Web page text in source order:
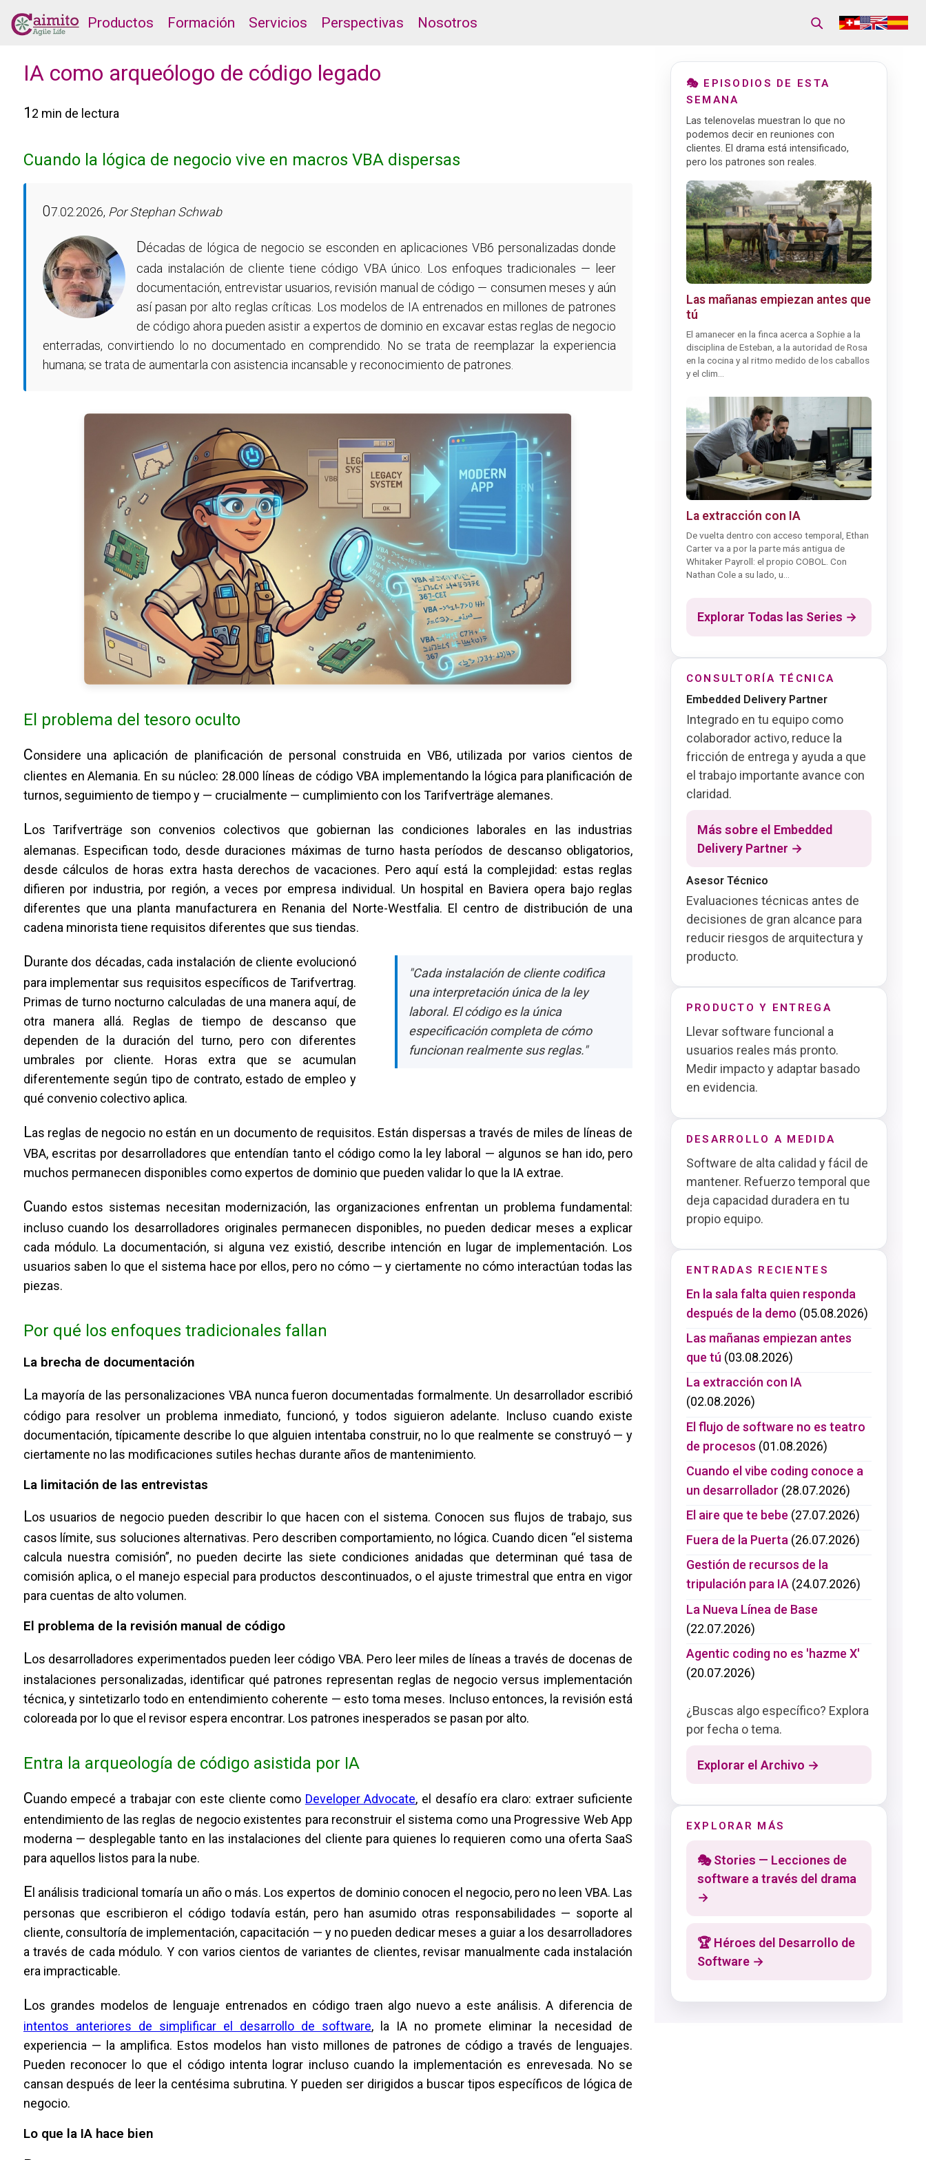
Productos Formación Servicios Perspectivas Nosotros
IA como arqueólogo de código legado
1 2 min de lectura
Cuando la lógica de negocio vive en macros VBA dispersas
07.02.2026, Por Stephan Schwab
Décadas de lógica de negocio se esconden en aplicaciones VB6 personalizadas donde
cada instalación de cliente tiene código VBA único. Los enfoques tradicionales — leer
documentación, entrevistar usuarios, revisión manual de código — consumen meses y aún
así pasan por alto reglas críticas. Los modelos de IA entrenados en millones de patrones
de código ahora pueden asistir a expertos de dominio en excavar estas reglas de negocio
enterradas, convirtiendo lo no documentado en comprendido. No se trata de reemplazar la experiencia
humana; se trata de aumentarla con asistencia incansable y reconocimiento de patrones.
El problema del tesoro oculto
Considere una aplicación de planificación de personal construida en VB6, utilizada por varios cientos de
clientes en Alemania. En su núcleo: 28.000 líneas de código VBA implementando la lógica para planificación de
turnos, seguimiento de tiempo y — crucialmente — cumplimiento con los Tarifverträge alemanes.
Los Tarifverträge son convenios colectivos que gobiernan las condiciones laborales en las industrias
alemanas. Especifican todo, desde duraciones máximas de turno hasta períodos de descanso obligatorios,
desde cálculos de horas extra hasta derechos de vacaciones. Pero aquí está la complejidad: estas reglas
difieren por industria, por región, a veces por empresa individual. Un hospital en Baviera opera bajo reglas
diferentes que una planta manufacturera en Renania del Norte-Westfalia. El centro de distribución de una
cadena minorista tiene requisitos diferentes que sus tiendas.
"Cada instalación de cliente codifica
una interpretación única de la ley
laboral. El código es la única
especificación completa de cómo
funcionan realmente sus reglas."
Durante dos décadas, cada instalación de cliente evolucionó
para implementar sus requisitos específicos de Tarifvertrag.
Primas de turno nocturno calculadas de una manera aquí, de
otra manera allá. Reglas de tiempo de descanso que
dependen de la duración del turno, pero con diferentes
umbrales por cliente. Horas extra que se acumulan
diferentemente según tipo de contrato, estado de empleo y
qué convenio colectivo aplica.
Las reglas de negocio no están en un documento de requisitos. Están dispersas a través de miles de líneas de
VBA, escritas por desarrolladores que entendían tanto el código como la ley laboral — algunos se han ido, pero
muchos permanecen disponibles como expertos de dominio que pueden validar lo que la IA extrae.
Cuando estos sistemas necesitan modernización, las organizaciones enfrentan un problema fundamental:
incluso cuando los desarrolladores originales permanecen disponibles, no pueden dedicar meses a explicar
cada módulo. La documentación, si alguna vez existió, describe intención en lugar de implementación. Los
usuarios saben lo que el sistema hace por ellos, pero no cómo — y ciertamente no cómo interactúan todas las
piezas.
Por qué los enfoques tradicionales fallan
La brecha de documentación
La mayoría de las personalizaciones VBA nunca fueron documentadas formalmente. Un desarrollador escribió
código para resolver un problema inmediato, funcionó, y todos siguieron adelante. Incluso cuando existe
documentación, típicamente describe lo que alguien intentaba construir, no lo que realmente se construyó — y
ciertamente no las modificaciones sutiles hechas durante años de mantenimiento.
La limitación de las entrevistas
Los usuarios de negocio pueden describir lo que hacen con el sistema. Conocen sus flujos de trabajo, sus
casos límite, sus soluciones alternativas. Pero describen comportamiento, no lógica. Cuando dicen “el sistema
calcula nuestra comisión”, no pueden decirte las siete condiciones anidadas que determinan qué tasa de
comisión aplica, o el manejo especial para productos descontinuados, o el ajuste trimestral que entra en vigor
para cuentas de alto volumen.
El problema de la revisión manual de código
Los desarrolladores experimentados pueden leer código VBA. Pero leer miles de líneas a través de docenas de
instalaciones personalizadas, identificar qué patrones representan reglas de negocio versus implementación
técnica, y sintetizarlo todo en entendimiento coherente — esto toma meses. Incluso entonces, la revisión está
coloreada por lo que el revisor espera encontrar. Los patrones inesperados se pasan por alto.
Entra la arqueología de código asistida por IA
Cuando empecé a trabajar con este cliente como Developer Advocate, el desafío era claro: extraer suficiente
entendimiento de las reglas de negocio existentes para reconstruir el sistema como una Progressive Web App
moderna — desplegable tanto en las instalaciones del cliente para quienes lo requieren como una oferta SaaS
para aquellos listos para la nube.
El análisis tradicional tomaría un año o más. Los expertos de dominio conocen el negocio, pero no leen VBA. Las
personas que escribieron el código todavía están, pero han asumido otras responsabilidades — soporte al
cliente, consultoría de implementación, capacitación — y no pueden dedicar meses a guiar a los desarrolladores
a través de cada módulo. Y con varios cientos de variantes de clientes, revisar manualmente cada instalación
era impracticable.
Los grandes modelos de lenguaje entrenados en código traen algo nuevo a este análisis. A diferencia de
intentos anteriores de simplificar el desarrollo de software, la IA no promete eliminar la necesidad de
experiencia — la amplifica. Estos modelos han visto millones de patrones de código a través de lenguajes.
Pueden reconocer lo que el código intenta lograr incluso cuando la implementación es enrevesada. No se
cansan después de leer la centésima subrutina. Y pueden ser dirigidos a buscar tipos específicos de lógica de
negocio.
Lo que la IA hace bien
🎭 EPISODIOS DE ESTA
SEMANA
Las telenovelas muestran lo que no
podemos decir en reuniones con
clientes. El drama está intensificado,
pero los patrones son reales.
Las mañanas empiezan antes que
tú
El amanecer en la finca acerca a Sophie a la
disciplina de Esteban, a la autoridad de Rosa
en la cocina y al ritmo medido de los caballos
y el clim...
La extracción con IA
De vuelta dentro con acceso temporal, Ethan
Carter va a por la parte más antigua de
Whitaker Payroll: el propio COBOL. Con
Nathan Cole a su lado, u...
Explorar Todas las Series →
CONSULTORÍA TÉCNICA
Embedded Delivery Partner
Integrado en tu equipo como
colaborador activo, reduce la
fricción de entrega y ayuda a que
el trabajo importante avance con
claridad.
Más sobre el Embedded
Delivery Partner →
Asesor Técnico
Evaluaciones técnicas antes de
decisiones de gran alcance para
reducir riesgos de arquitectura y
producto.
PRODUCTO Y ENTREGA
Llevar software funcional a
usuarios reales más pronto.
Medir impacto y adaptar basado
en evidencia.
DESARROLLO A MEDIDA
Software de alta calidad y fácil de
mantener. Refuerzo temporal que
deja capacidad duradera en tu
propio equipo.
ENTRADAS RECIENTES
En la sala falta quien responda
después de la demo (05.08.2026)
Las mañanas empiezan antes
que tú (03.08.2026)
La extracción con IA
(02.08.2026)
El flujo de software no es teatro
de procesos (01.08.2026)
Cuando el vibe coding conoce a
un desarrollador (28.07.2026)
El aire que te bebe (27.07.2026)
Fuera de la Puerta (26.07.2026)
Gestión de recursos de la
tripulación para IA(24.07.2026)
La Nueva Línea de Base
(22.07.2026)
Agentic coding no es 'hazme X'
(20.07.2026)
¿Buscas algo específico? Explora
por fecha o tema.
Explorar el Archivo →
EXPLORAR MÁS
🎭 Stories — Lecciones de
software a través del drama
→
🏆 Héroes del Desarrollo de
Software →